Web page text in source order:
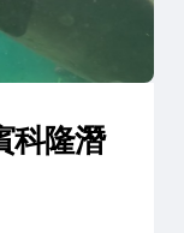
科隆潛